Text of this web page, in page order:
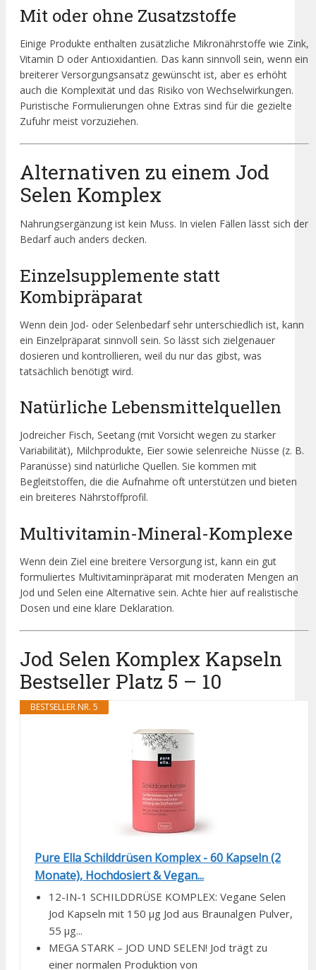
Mit oder ohne Zusatzstoffe
Einige Produkte enthalten zusätzliche Mikronährstoffe wie Zink,
Vitamin D oder Antioxidantien. Das kann sinnvoll sein, wenn ein
breiterer Versorgungsansatz gewünscht ist, aber es erhöht
auch die Komplexität und das Risiko von Wechselwirkungen.
Puristische Formulierungen ohne Extras sind für die gezielte
Zufuhr meist vorzuziehen.
Alternativen zu einem Jod
Selen Komplex
Nahrungsergänzung ist kein Muss. In vielen Fällen lässt sich der
Bedarf auch anders decken.
Einzelsupplemente statt
Kombipräparat
Wenn dein Jod- oder Selenbedarf sehr unterschiedlich ist, kann
ein Einzelpräparat sinnvoll sein. So lässt sich zielgenauer
dosieren und kontrollieren, weil du nur das gibst, was
tatsächlich benötigt wird.
Natürliche Lebensmittelquellen
Jodreicher Fisch, Seetang (mit Vorsicht wegen zu starker
Variabilität), Milchprodukte, Eier sowie selenreiche Nüsse (z. B.
Paranüsse) sind natürliche Quellen. Sie kommen mit
Begleitstoffen, die die Aufnahme oft unterstützen und bieten
ein breiteres Nährstoffprofil.
Multivitamin-Mineral-Komplexe
Wenn dein Ziel eine breitere Versorgung ist, kann ein gut
formuliertes Multivitaminpräparat mit moderaten Mengen an
Jod und Selen eine Alternative sein. Achte hier auf realistische
Dosen und eine klare Deklaration.
Jod Selen Komplex Kapseln
Bestseller Platz 5 – 10
BESTSELLER NR. 5
Pure Ella Schilddrüsen Komplex - 60 Kapseln (2
Monate), Hochdosiert & Vegan...
12-IN-1 SCHILDDRÜSE KOMPLEX: Vegane Selen
Jod Kapseln mit 150 µg Jod aus Braunalgen Pulver,
55 µg...
MEGA STARK – JOD UND SELEN! Jod trägt zu
einer normalen Produktion von